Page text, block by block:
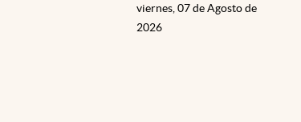
viernes, 07 de Agosto de
2026